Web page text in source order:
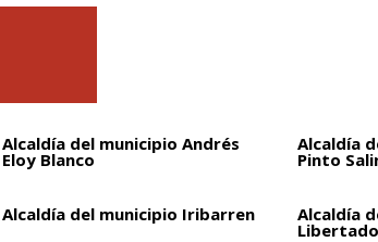
Alcaldía del municipio Andrés
Eloy Blanco
Alcaldía
Pinto
Alcaldía del municipio Iribarren Alcaldía